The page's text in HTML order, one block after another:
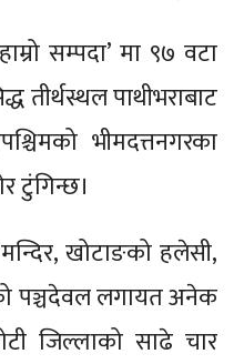
सम्पदा’ मा ९७ वटा
तीर्थस्थल पाथीभराबाट
भीमदत्तनगरका
टुंगिन्छ।
खोटाङको हलेसी,
पञ्चदेवल लगायत अनेक
जिल्लाको साढे चार